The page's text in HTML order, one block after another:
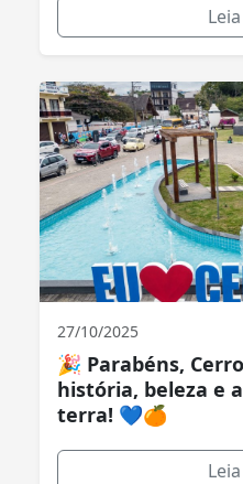
27/10/2025
🎉 Parabéns,
história, beleza e
terra! 💙🍊